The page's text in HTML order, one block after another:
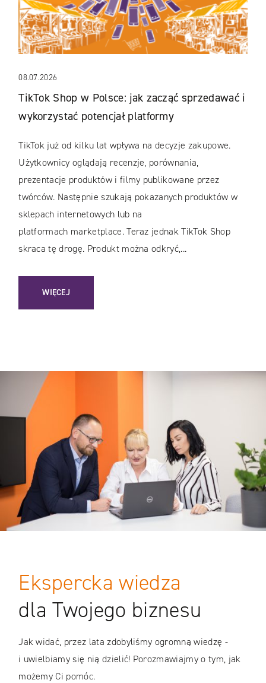
08.07.2026
TikTok Shop w Polsce: jak zacząć sprzedawać i
wykorzystać potencjał platformy
TikTok już od kilku lat wpływa na decyzje zakupowe.
Użytkownicy oglądają recenzje, porównania,
prezentacje produktów i filmy publikowane przez
twórców. Następnie szukają pokazanych produktów w
sklepach internetowych lub na
platformach marketplace. Teraz jednak TikTok Shop
skraca tę drogę. Produkt można odkryć,...
WIĘCEJ
: TIKTOK SHOP W POLSCE: JAK ZACZĄĆ SPRZEDAWAĆ I
Ekspercka wiedza
dla Twojego biznesu
Jak widać, przez lata zdobyliśmy ogromną wiedzę -
i uwielbiamy się nią dzielić! Porozmawiajmy o tym, jak
możemy Ci pomóc.